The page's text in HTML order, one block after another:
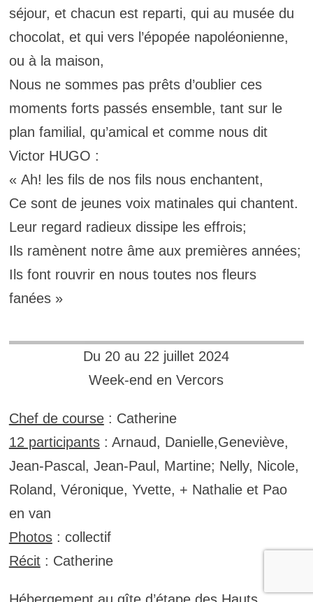
séjour, et chacun est reparti, qui au musée du
chocolat, et qui vers l’épopée napoléonienne,
ou à la maison,
Nous ne sommes pas prêts d’oublier ces
moments forts passés ensemble, tant sur le
plan familial, qu’amical et comme nous dit
Victor HUGO :
« Ah! les fils de nos fils nous enchantent,
Ce sont de jeunes voix matinales qui chantent.
Leur regard radieux dissipe les effrois;
Ils ramènent notre âme aux premières années;
Ils font rouvrir en nous toutes nos fleurs
fanées »
Du 20 au 22 juillet 2024
Week-end en Vercors
Chef de course: Catherine
12 participants: Arnaud, Danielle,Geneviève,
Jean-Pascal, Jean-Paul, Martine; Nelly, Nicole,
Roland, Véronique, Yvette, + Nathalie et Pao
en van
Photos: collectif
Récit: Catherine
Hébergement au gîte d’étape des Hauts